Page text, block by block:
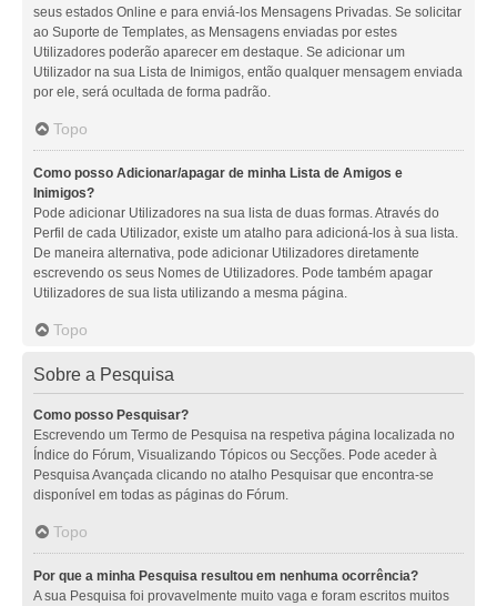
seus estados Online e para enviá-los Mensagens Privadas. Se solicitar
ao Suporte de Templates, as Mensagens enviadas por estes
Utilizadores poderão aparecer em destaque. Se adicionar um
Utilizador na sua Lista de Inimigos, então qualquer mensagem enviada
por ele, será ocultada de forma padrão.
Topo
Como posso Adicionar/apagar de minha Lista de Amigos e
Inimigos?
Pode adicionar Utilizadores na sua lista de duas formas. Através do
Perfil de cada Utilizador, existe um atalho para adicioná-los à sua lista.
De maneira alternativa, pode adicionar Utilizadores diretamente
escrevendo os seus Nomes de Utilizadores. Pode também apagar
Utilizadores de sua lista utilizando a mesma página.
Topo
Sobre a Pesquisa
Como posso Pesquisar?
Escrevendo um Termo de Pesquisa na respetiva página localizada no
Índice do Fórum, Visualizando Tópicos ou Secções. Pode aceder à
Pesquisa Avançada clicando no atalho Pesquisar que encontra-se
disponível em todas as páginas do Fórum.
Topo
Por que a minha Pesquisa resultou em nenhuma ocorrência?
A sua Pesquisa foi provavelmente muito vaga e foram escritos muitos